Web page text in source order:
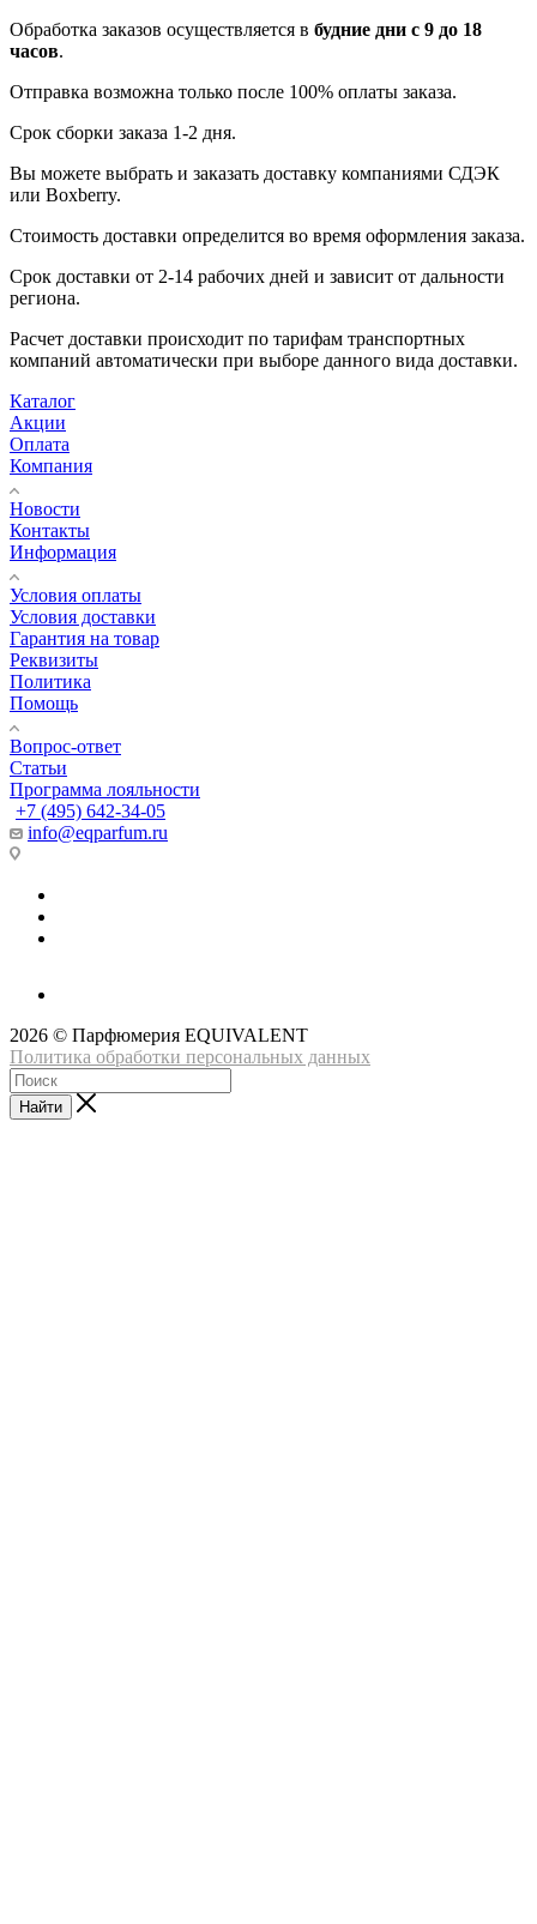
Обработка заказов осуществляется в будние дни с 9 до 18
часов.
Отправка возможна только после 100% оплаты заказа.
Срок сборки заказа 1-2 дня.
Вы можете выбрать и заказать доставку компаниями СДЭК
или Boxberry.
Стоимость доставки определится во время оформления заказа.
Срок доставки от 2-14 рабочих дней и зависит от дальности
региона.
Расчет доставки происходит по тарифам транспортных
компаний автоматически при выборе данного вида доставки.
Каталог
Акции
Оплата
Компания
Новости
Контакты
Информация
Условия оплаты
Условия доставки
Гарантия на товар
Реквизиты
Политика
Помощь
Вопрос-ответ
Статьи
Программа лояльности
+7 (495) 642-34-05
info@eqparfum.ru
2026 © Парфюмерия EQUIVALENT
Политика обработки персональных данных
Найти